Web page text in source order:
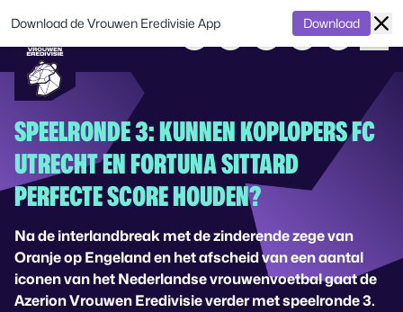
SPEELRONDE 3: KUNNEN KOPLOPERS FC
UTRECHT EN FORTUNA SITTARD
PERFECTE SCORE HOUDEN?
Na de interlandbreak met de zinderende zege van
Oranje op Engeland en het afscheid van een aantal
iconen van het Nederlandse vrouwenvoetbal gaat de
Azerion Vrouwen Eredivisie verder met speelronde 3.
Download de Vrouwen Eredivisie App Download